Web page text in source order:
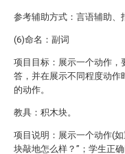
参考辅助方式：言语辅助、
(6)命名：副词
项目目标：展示一个动作，
答，并在展示不同程度动作
的动作。
教具：积木块。
项目说明：展示一个动作(
块敲地怎么样？”；学生正